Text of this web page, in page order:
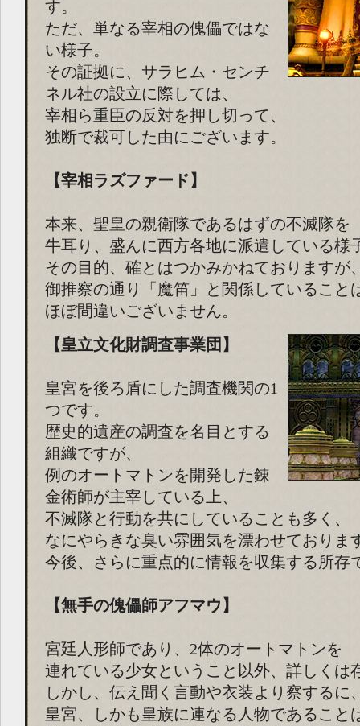
す。
ただ、単なる宰相の傀儡ではな
い様子。
その証拠に、サラヒム・センチ
ネル社の設立に際しては、
宰相ら重臣の反対を押し切って、
独断で裁可した由にございます。
【宰相ラズファード】
本来、聖皇の親衛隊であるはずの不滅隊を
牛耳り、盛んに西方各地に派遣している様
その目的、確とはつかみかねておりますが
御推察の通り「魔笛」と関係していること
ほぼ間違いございません。
【皇立文化財調査事業団】
皇宮を後ろ盾にした調査機関の1
つです。
歴史的遺産の調査を名目とする
組織ですが、
例のオートマトンを開発した錬
金術師が主宰している上、
不滅隊と行動を共にしていることも多く、
なにやらきな臭い雰囲気を漂わせておりま
今後、さらに重点的に情報を収集する所存
【無手の傀儡師アフマウ】
宮廷人形師であり、2体のオートマトンを
連れている少女ということ以外、詳しくは
しかし、伝え聞く言動や衣装より察するに
皇宮、しかも皇族に連なる人物であること